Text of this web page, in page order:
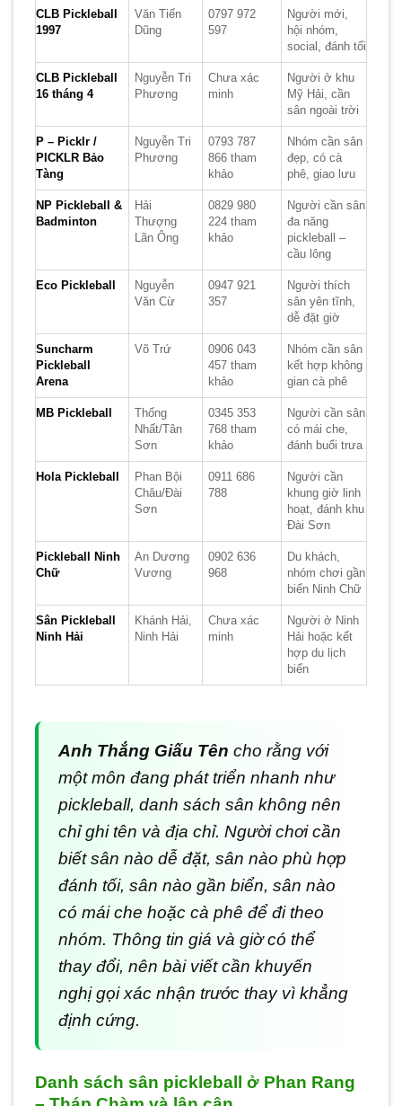
CLB Pickleball
1997
Văn Tiến
Dũng
0797 972
597
Người mới,
hội nhóm,
social, đánh tối
CLB Pickleball
16 tháng 4
Nguyễn Tri
Phương
Chưa xác
minh
Người ở khu
Mỹ Hải, cần
sân ngoài trời
P – Picklr /
PICKLR Bảo
Tàng
Nguyễn Tri
Phương
0793 787
866 tham
khảo
Nhóm cần sân
đẹp, có cà
phê, giao lưu
NP Pickleball &
Badminton
Hải
Thượng
Lãn Ông
0829 980
224 tham
khảo
Người cần sân
đa năng
pickleball –
cầu lông
Eco Pickleball
Nguyễn
Văn Cừ
0947 921
357
Người thích
sân yên tĩnh,
dễ đặt giờ
Suncharm
Pickleball
Arena
Võ Trứ
0906 043
457 tham
khảo
Nhóm cần sân
kết hợp không
gian cà phê
MB Pickleball
Thống
Nhất/Tân
Sơn
0345 353
768 tham
khảo
Người cần sân
có mái che,
đánh buổi trưa
Hola Pickleball
Phan Bội
Châu/Đài
Sơn
0911 686
788
Người cần
khung giờ linh
hoạt, đánh khu
Đài Sơn
Pickleball Ninh
Chữ
An Dương
Vương
0902 636
968
Du khách,
nhóm chơi gần
biển Ninh Chữ
Sân Pickleball
Ninh Hải
Khánh Hải,
Ninh Hải
Chưa xác
minh
Người ở Ninh
Hải hoặc kết
hợp du lịch
biển
Anh Thắng Giấu Tên cho rằng với
một môn đang phát triển nhanh như
pickleball, danh sách sân không nên
chỉ ghi tên và địa chỉ. Người chơi cần
biết sân nào dễ đặt, sân nào phù hợp
đánh tối, sân nào gần biển, sân nào
có mái che hoặc cà phê để đi theo
nhóm. Thông tin giá và giờ có thể
thay đổi, nên bài viết cần khuyến
nghị gọi xác nhận trước thay vì khẳng
định cứng.
Danh sách sân pickleball ở Phan Rang